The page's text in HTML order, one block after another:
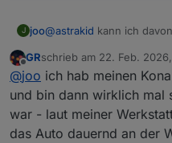
J joo@astrakid kann ich
liegen bei mir zwischen
deutlich besser aus. Bei
Habe den Kona
Jahre alt. Ob die
kann ich nicht sagen.
Offline
GRschrieb am 22. Feb.
zuletzt editiert von
@joo ich hab meinen
und bin dann wirklich mal
war - laut meiner
das Auto dauernd an der